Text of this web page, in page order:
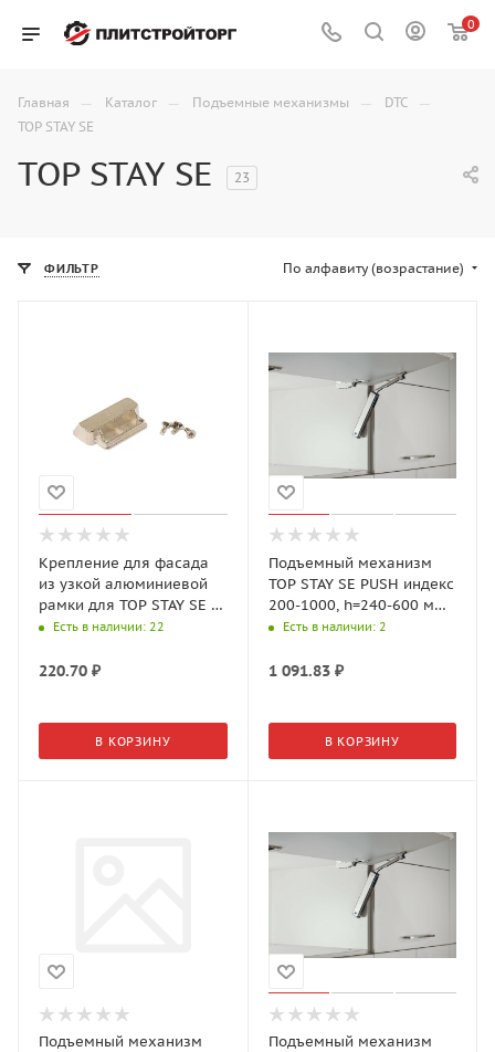
0
Главная — Каталог — Подъемные механизмы — DTC —
TOP STAY SE
TOP STAY SE 23
ФИЛЬТР По алфавиту (возрастание)
Крепление для фасада
из узкой алюминиевой
рамки для TOP STAY SE +
4 винта, Никель
Есть в наличии: 22
220.70 ₽
В КОРЗИНУ
Подъемный механизм
TOP STAY SE PUSH индекс
200-1000, h=240-600 мм,
черный, арт. 23372
Есть в наличии: 2
1 091.83₽
В КОРЗИНУ
Подъемный механизм
Подъемный механизм